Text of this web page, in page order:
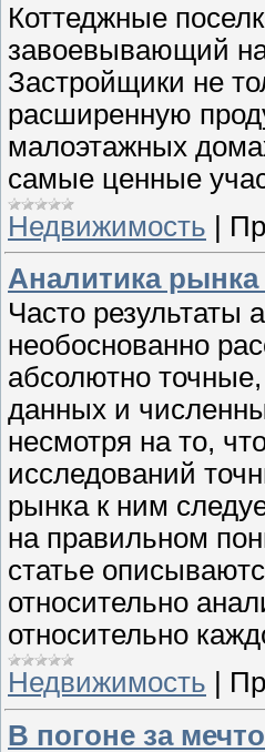
Коттеджные
завоевывающий
Застройщики не
расширенную
малоэтажных
самые ценные
Недвижимость |
Аналитика
Часто результаты
необоснованно
абсолютно
данных и
несмотря на то,
исследований
рынка к ним
на правильном
статье
относительно
относительно
Недвижимость
В погоне за